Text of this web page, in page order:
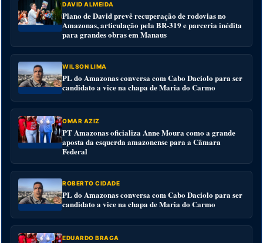
DAVID ALMEIDA
Plano de David prevê recuperação de rodovias no
Amazonas, articulação pela BR-319 e parceria inédita
para grandes obras em Manaus
WILSON LIMA
PL do Amazonas conversa com Cabo Daciolo para ser
candidato a vice na chapa de Maria do Carmo
OMAR AZIZ
PT Amazonas oficializa Anne Moura como a grande
aposta da esquerda amazonense para a Câmara
Federal
ROBERTO CIDADE
PL do Amazonas conversa com Cabo Daciolo para ser
candidato a vice na chapa de Maria do Carmo
EDUARDO BRAGA